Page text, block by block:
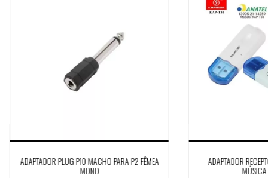
ADAPTADOR PLUG P10 MACHO PARA P2 FÊMEA
MONO
ADAPTADOR